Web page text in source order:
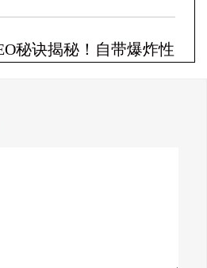
秘诀揭秘！自带爆炸性
SEO终极秘籍，一夜跻